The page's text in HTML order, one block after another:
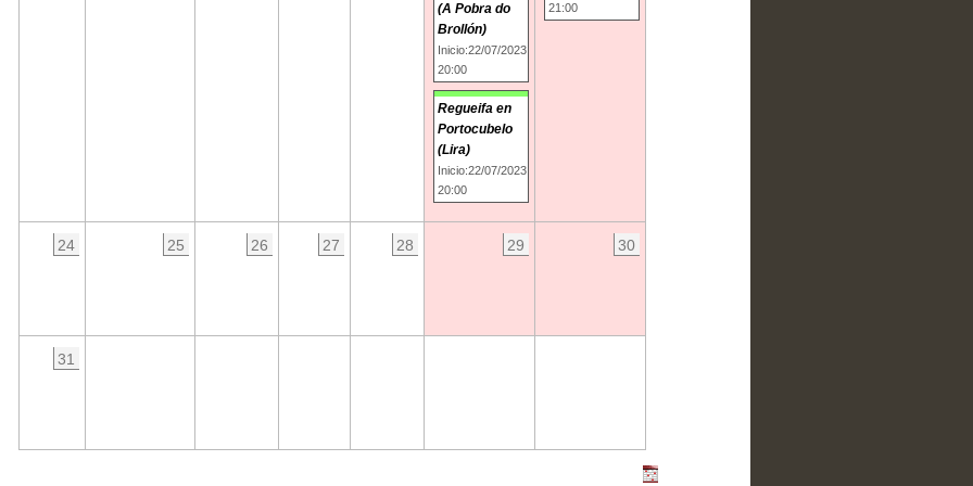
(A Pobra do
Brollón)
Inicio:22/07/2023
20:00
Regueifa en
Portocubelo
(Lira)
Inicio:22/07/2023
20:00
21:00
24 25 26 27 28 29 30
31